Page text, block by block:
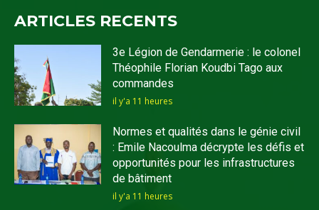
ARTICLES RECENTS
3e Légion de Gendarmerie : le colonel
Théophile Florian Koudbi Tago aux
commandes
il y'a 11 heures
Normes et qualités dans le génie civil
: Emile Nacoulma décrypte les défis et
opportunités pour les infrastructures
de bâtiment
il y'a 11 heures